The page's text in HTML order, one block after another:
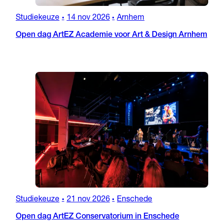
Studiekeuze • 14 nov 2026 • Arnhem
Open dag ArtEZ Academie voor Art & Design Arnhem
Studiekeuze • 21 nov 2026 • Enschede
Open dag ArtEZ Conservatorium in Enschede